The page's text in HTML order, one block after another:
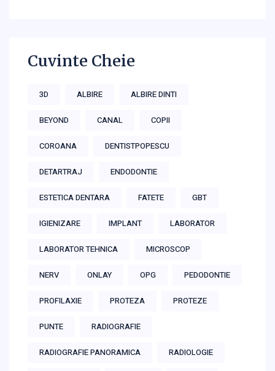
Cuvinte Cheie
3D ALBIRE ALBIRE DINTI
BEYOND CANAL COPII
COROANA DENTISTPOPESCU
DETARTRAJ ENDODONTIE
ESTETICA DENTARA FATETE GBT
IGIENIZARE IMPLANT LABORATOR
LABORATOR TEHNICA MICROSCOP
NERV ONLAY OPG PEDODONTIE
PROFILAXIE PROTEZA PROTEZE
PUNTE RADIOGRAFIE
RADIOGRAFIE PANORAMICA RADIOLOGIE